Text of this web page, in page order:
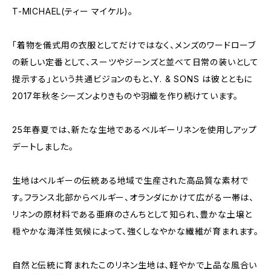
T-MICHAEL(ティー マイケル)。
「着物を儀式用の衣服としてだけではなく、メンズのワードローブ
の新しい定番として、スーツやジーンズと並べて日常の装いとして
提示する」という共通ビジョンのもと、Y. & SONS は彼とともに
2017年秋冬シーズンよりきものや羽織を作り続けています。
25年春夏では、新たな生地であるベルギーリネンを使用しアップ
デートしました。
生地はベルギーの伝統ある地域で生産された高品質な素材で
す。フランス北部からベルギー、オランダにかけて広がる一帯は、
リネンの原材料である亜麻のさんちとして知られ、豊かな土壌と
穏やかな海洋性気候によって、強くしなやかな繊維が育まれます。
自然と伝統に育まれたこのリネン生地は、軽やかで上品な風合い